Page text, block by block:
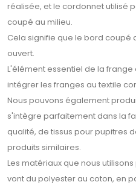
réalisée, et le cordonnet utilisé
coupé au milieu.
Cela signifie que le bord coupé
ouvert.
L'élément essentiel de la
intégrer les franges au textile
Nous pouvons également
s'intègre parfaitement dans la
qualité, de tissus pour pupitres
produits similaires.
Les matériaux que nous
vont du polyester au coton, en